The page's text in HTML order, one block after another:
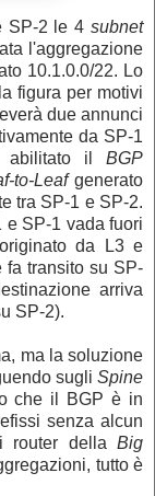
SP-2 le 4subnet
l'aggregazione
10.1.0.0/22. Lo
figura per motivi
due annunci
da SP-1
abilitato il BGP
to-Leafgenerato
tra SP-1 e SP-2.
e SP-1 vada fuori
da L3 e
fa transito su SP-
arriva
SP-2).
ma la soluzione
sugli Spine
che il BGP è in
senza alcun
router della Big
tutto è